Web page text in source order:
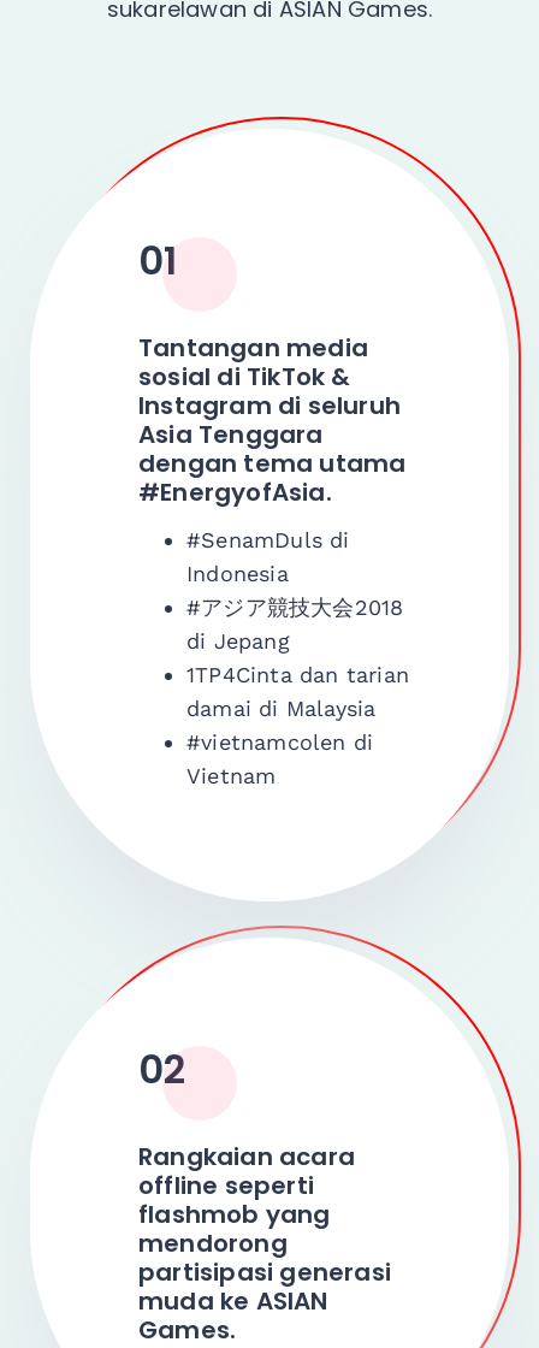
sukarelawan di ASIAN Games.
01
Tantangan media
sosial di TikTok &
Instagram di seluruh
Asia Tenggara
dengan tema utama
#EnergyofAsia.
#SenamDuls di
Indonesia
#アジア競技大会2018
di Jepang
1TP4Cinta dan tarian
damai di Malaysia
#vietnamcolen di
Vietnam
02
Rangkaian acara
offline seperti
flashmob yang
mendorong
partisipasi generasi
muda ke ASIAN
Games.